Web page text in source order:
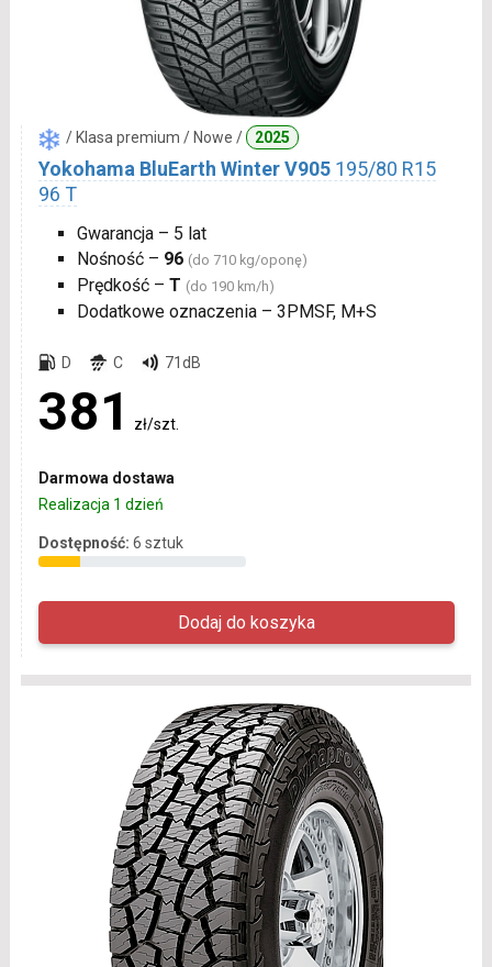
/ Klasa premium / Nowe / 2025
Yokohama BluEarth Winter V905 195/80 R15
96 T
Gwarancja – 5 lat
Nośność – 96 (do 710 kg/oponę)
Prędkość – T (do 190 km/h)
Dodatkowe oznaczenia – 3PMSF, M+S
D C 71dB
381 zł/szt.
Darmowa dostawa
Realizacja 1 dzień
Dostępność: 6 sztuk